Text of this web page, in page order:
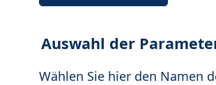
Auswahl der
Wählen Sie hier den Namen